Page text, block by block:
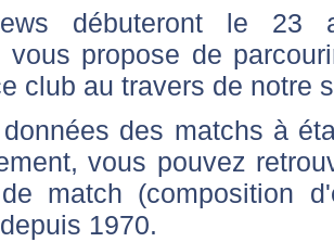
débuteront le 23
vous propose de
club au travers de notre
des matchs à
vous pouvez
match (composition
1970.